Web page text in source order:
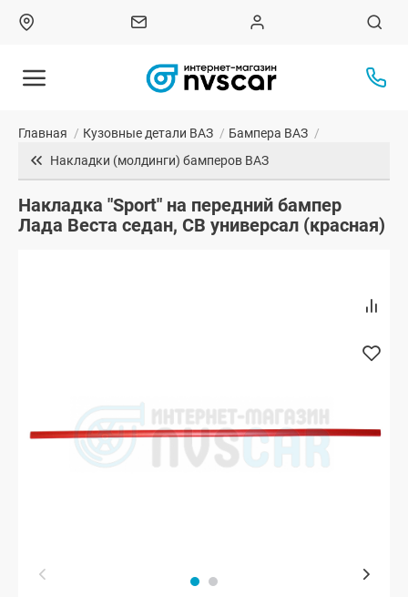
Главная / Кузовные детали ВАЗ / Бампера ВАЗ /
Накладки (молдинги) бамперов ВАЗ
Накладка "Sport" на передний бампер
Лада Веста седан, СВ универсал (красная)